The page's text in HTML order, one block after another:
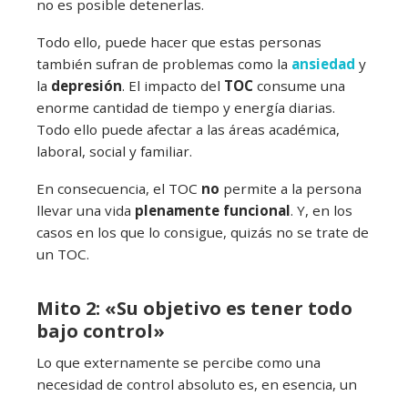
no es posible detenerlas.
Todo ello, puede hacer que estas personas
también sufran de problemas como la ansiedad y
la depresión. El impacto del TOC consume una
enorme cantidad de tiempo y energía diarias.
Todo ello puede afectar a las áreas académica,
laboral, social y familiar.
En consecuencia, el TOC no permite a la persona
llevar una vida plenamente funcional. Y, en los
casos en los que lo consigue, quizás no se trate de
un TOC.
Mito 2: «Su objetivo es tener todo
bajo control»
Lo que externamente se percibe como una
necesidad de control absoluto es, en esencia, un